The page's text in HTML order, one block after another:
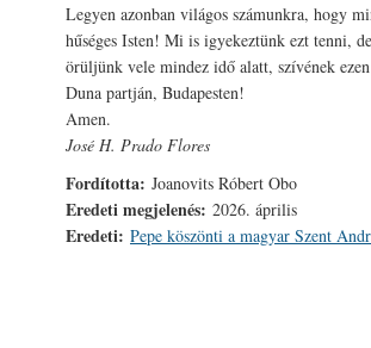
Legyen azonban világos számunkra, hogy
hűséges Isten! Mi is igyekeztünk ezt tenni,
örüljünk vele mindez idő alatt, szívének
Duna partján, Budapesten!
Amen.
José H. Prado Flores
Fordította: Joanovits Róbert Obo
Eredeti megjelenés: 2026. április
Eredeti: Pepe köszönti a magyar Szent